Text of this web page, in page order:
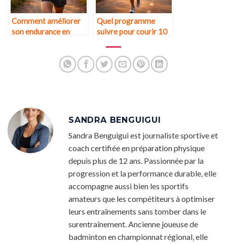
Comment améliorer
son endurance en
Quel programme
suivre pour courir 10
SANDRA BENGUIGUI
Sandra Benguigui est journaliste sportive et
coach certifiée en préparation physique
depuis plus de 12 ans. Passionnée par la
progression et la performance durable, elle
accompagne aussi bien les sportifs
amateurs que les compétiteurs à optimiser
leurs entraînements sans tomber dans le
surentraînement. Ancienne joueuse de
badminton en championnat régional, elle